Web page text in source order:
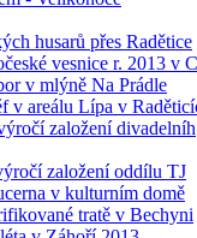
husarů přes Radětice
vesnice r. 2013 v C
v mlýně Na Prádle
v areálu Lípa v
založení divadelníh
založení oddílu TJ
v kulturním domě
tratě v Bechyni